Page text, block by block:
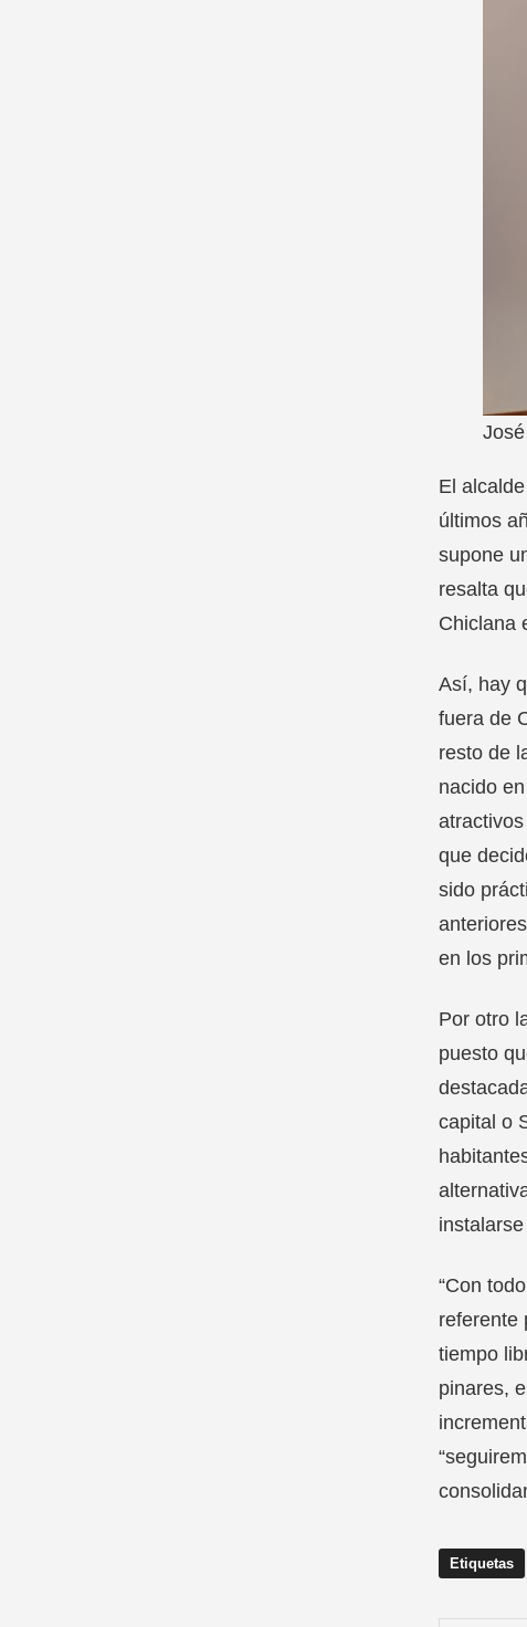
El
últimos
supone
resalta
Chiclana
Así, hay
fuera de
resto de
nacido
que
sido
en los
Por otro
puesto
capital o
“Con
referente
tiempo
pinares,
Etiquetas